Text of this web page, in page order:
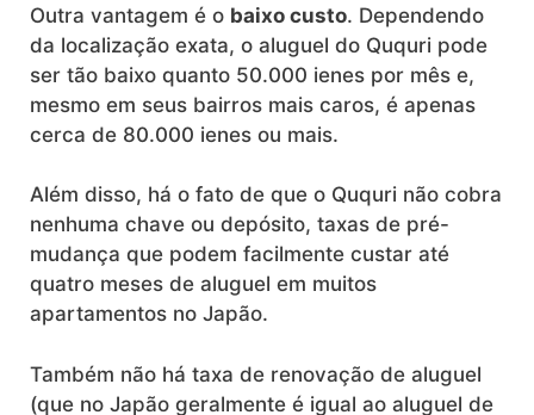
Outra vantagem é o baixo custo. Dependendo
da localização exata, o aluguel do Ququri pode
ser tão baixo quanto 50.000 ienes por mês e,
mesmo em seus bairros mais caros, é apenas
cerca de 80.000 ienes ou mais.
Além disso, há o fato de que o Ququri não cobra
nenhuma chave ou depósito, taxas de pré-
mudança que podem facilmente custar até
quatro meses de aluguel em muitos
apartamentos no Japão.
Também não há taxa de renovação de aluguel
(que no Japão geralmente é igual ao aluguel de